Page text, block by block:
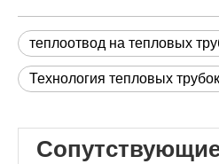
теплоотвод на тепловых
Технология тепловых трубок